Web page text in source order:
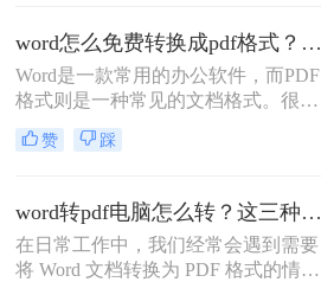
全性。本文将详细介绍word文档怎么
转换成pdf格式。
word怎么免费转换成pdf格式？这几个方法教你轻松搞定！
Word是一款常用的办公软件，而PDF
格式则是一种常见的文档格式。很多
人常常遇到将Word文档转换为PDF的
问题。那么，word怎么免费转换成pdf
法和工具。
赞 踩
word转pdf电脑怎么转？这三种高效方法分享给你！
在日常工作中，我们经常会遇到需要
将 Word 文档转换为 PDF 格式的情